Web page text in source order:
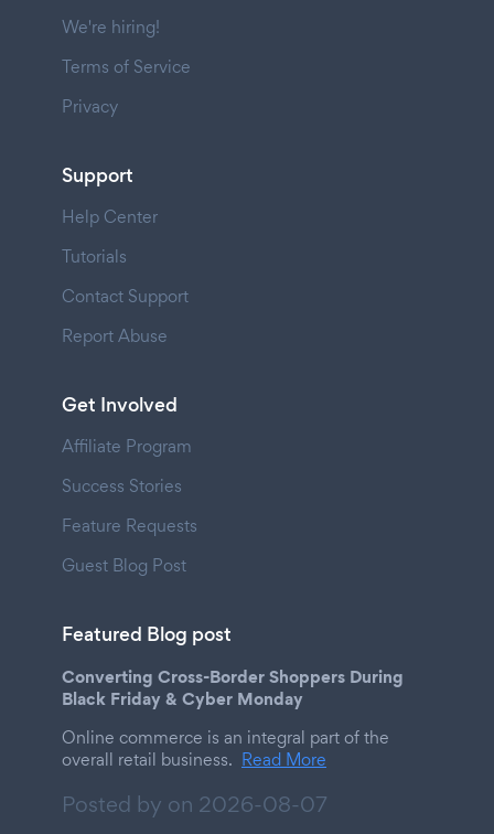
We're hiring!
Terms of Service
Privacy
Support
Help Center
Tutorials
Contact Support
Report Abuse
Get Involved
Affiliate Program
Success Stories
Feature Requests
Guest Blog Post
Featured Blog post
Converting Cross-Border Shoppers During
Black Friday & Cyber Monday
Online commerce is an integral part of the
overall retail business. Read More
Posted by on 2026-08-07